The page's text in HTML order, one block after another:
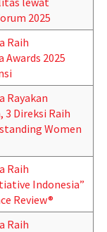
2025
Raih
Awards 2025
Rayakan
Direksi Raih
Women
Raih
Indonesia”
Review®
Raih